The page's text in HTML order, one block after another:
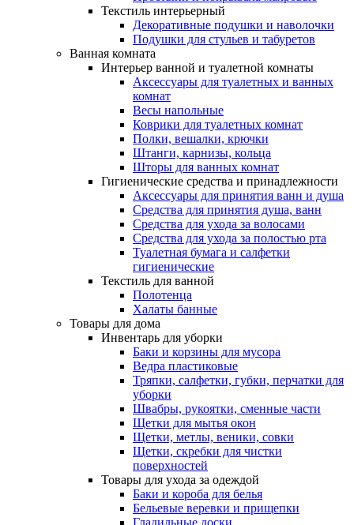
Текстиль интерьерный
Декоративные подушки и наволочки
Подушки для стульев и табуретов
Ванная комната
Интерьер ванной и туалетной комнаты
Аксессуары для туалетных и ванных
комнат
Весы напольные
Коврики для туалетных комнат
Полки, вешалки, крючки
Штанги, карнизы, кольца
Шторы для ванных комнат
Гигиенические средства и принадлежности
Аксессуары для принятия ванн и душа
Средства для принятия душа, ванн
Средства для ухода за волосами
Средства для ухода за полостью рта
Туалетная бумага и салфетки
гигиенические
Текстиль для ванной
Полотенца
Халаты банные
Товары для дома
Инвентарь для уборки
Баки и корзины для мусора
Ведра пластиковые
Тряпки, салфетки, губки, перчатки для
уборки
Швабры, рукоятки, сменные части
Щетки для мытья окон
Щетки, метлы, веники, совки
Щетки, скребки для чистки
поверхностей
Товары для ухода за одеждой
Баки и короба для белья
Бельевые веревки и прищепки
Гладильные доски